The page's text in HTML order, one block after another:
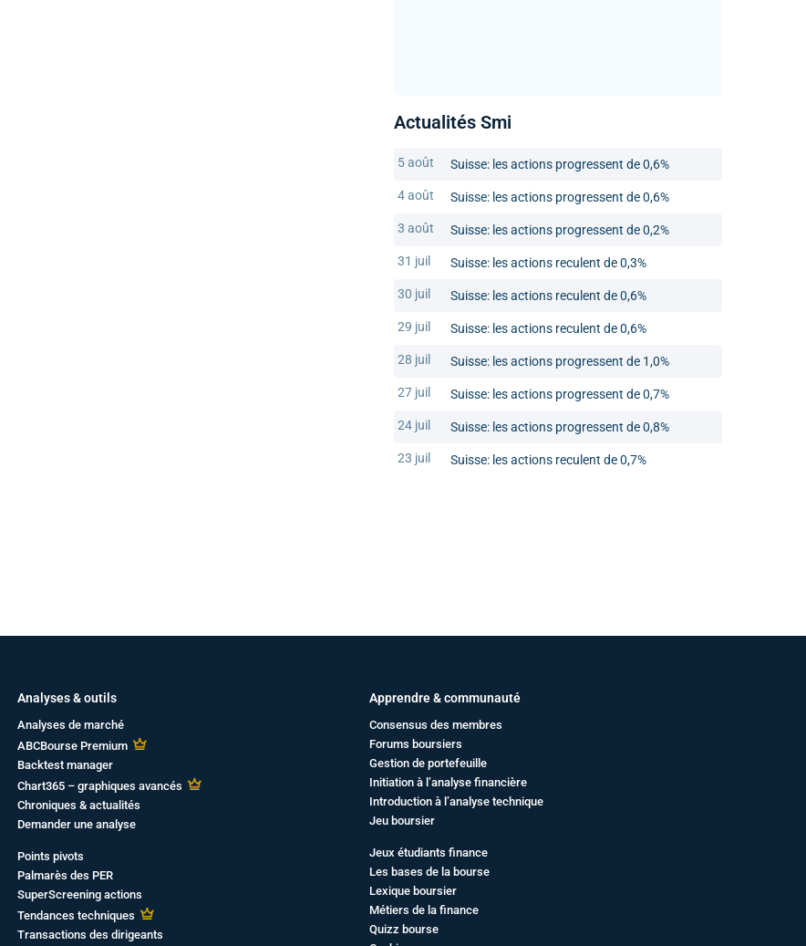
Actualités Smi
5 août Suisse: les actions progressent de 0,6%
4 août Suisse: les actions progressent de 0,6%
3 août Suisse: les actions progressent de 0,2%
31 juil Suisse: les actions reculent de 0,3%
30 juil Suisse: les actions reculent de 0,6%
29 juil Suisse: les actions reculent de 0,6%
28 juil Suisse: les actions progressent de 1,0%
27 juil Suisse: les actions progressent de 0,7%
24 juil Suisse: les actions progressent de 0,8%
23 juil Suisse: les actions reculent de 0,7%
Analyses & outils
Analyses de marché
ABCBourse Premium
Backtest manager
Chart365 – graphiques avancés
Chroniques & actualités
Demander une analyse
Points pivots
Palmarès des PER
SuperScreening actions
Tendances techniques
Transactions des dirigeants
Apprendre & communauté
Consensus des membres
Forums boursiers
Gestion de portefeuille
Initiation à l’analyse financière
Introduction à l’analyse technique
Jeu boursier
Jeux étudiants finance
Les bases de la bourse
Lexique boursier
Métiers de la finance
Quizz bourse